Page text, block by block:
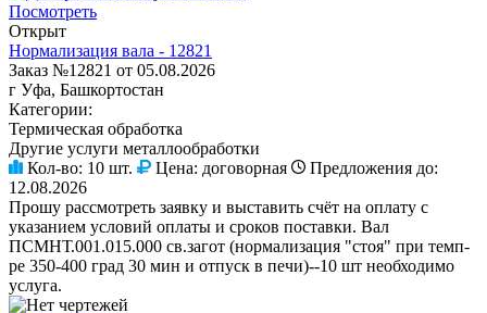
Посмотреть
Открыт
Нормализация вала - 12821
Заказ №12821 от 05.08.2026
г Уфа, Башкортостан
Категории:
Термическая обработка
Другие услуги металлообработки
Кол-во: 10 шт. Цена: договорная
Предложения до:
12.08.2026
Прошу рассмотреть заявку и выставить счёт на оплату с
указанием условий оплаты и сроков поставки. Вал
ПСМНТ.001.015.000 св.загот (нормализация "стоя" при темп-
ре 350-400 град 30 мин и отпуск в печи)--10 шт необходимо
услуга.